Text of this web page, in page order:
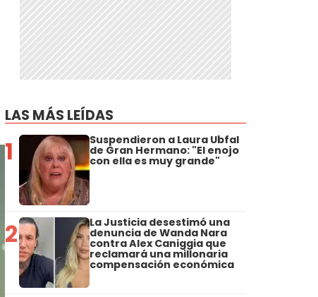
LAS MÁS LEÍDAS
1 Suspendieron a Laura Ubfal
de Gran Hermano: "El enojo
con ella es muy grande"
2 La Justicia desestimó una
denuncia de Wanda Nara
contra Alex Caniggia que
reclamará una millonaria
compensación económica